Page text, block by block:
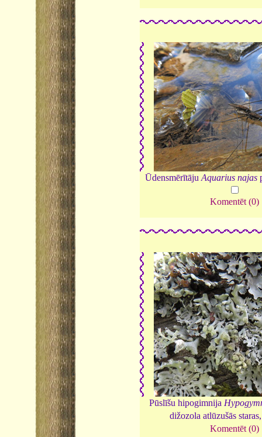
ŪdensmērītājuAquarius najas
Komentēt (0)
Pūslīšu hipogimnija
dižozola atlūzušās
Komentēt (0)